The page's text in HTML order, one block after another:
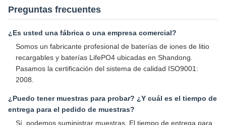
Preguntas frecuentes
¿Es usted una fábrica o una empresa comercial?
Somos un fabricante profesional de baterías de iones de litio
recargables y baterías LifePO4 ubicadas en Shandong.
Pasamos la certificación del sistema de calidad ISO9001:
2008.
¿Puedo tener muestras para probar? ¿Y cuál es el tiempo de
entrega para el pedido de muestras?
Sí, podemos suministrar muestras. El tiempo de entrega para